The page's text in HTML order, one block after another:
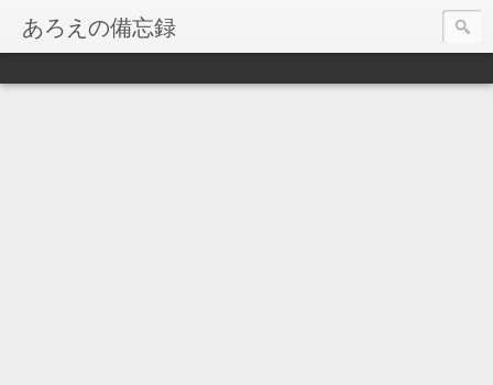
あろえの備忘録